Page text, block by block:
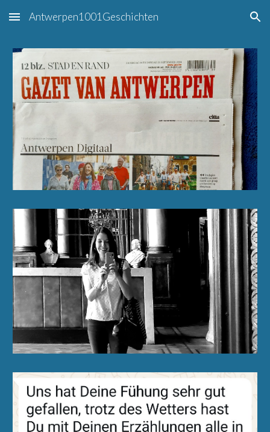
Skip to main content Skip to navigation
Antwerpen1001Geschichten